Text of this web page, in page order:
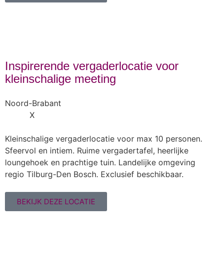
Inspirerende vergaderlocatie voor
kleinschalige meeting
Noord-Brabant
X
Kleinschalige vergaderlocatie voor max 10 personen.
Sfeervol en intiem. Ruime vergadertafel, heerlijke
loungehoek en prachtige tuin. Landelijke omgeving
regio Tilburg-Den Bosch. Exclusief beschikbaar.
BEKIJK DEZE LOCATIE